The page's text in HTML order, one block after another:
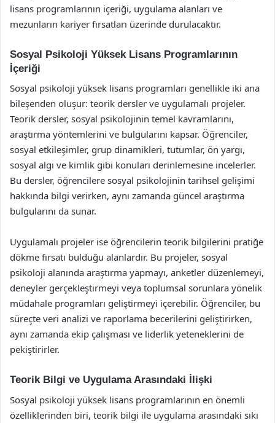
lisans programlarının içeriği, uygulama alanları ve
mezunların kariyer fırsatları üzerinde durulacaktır.
Sosyal Psikoloji Yüksek Lisans Programlarının
İçeriği
Sosyal psikoloji yüksek lisans programları genellikle iki ana
bileşenden oluşur: teorik dersler ve uygulamalı projeler.
Teorik dersler, sosyal psikolojinin temel kavramlarını,
araştırma yöntemlerini ve bulgularını kapsar. Öğrenciler,
sosyal etkileşimler, grup dinamikleri, tutumlar, ön yargı,
sosyal algı ve kimlik gibi konuları derinlemesine incelerler.
Bu dersler, öğrencilere sosyal psikolojinin tarihsel gelişimi
hakkında bilgi verirken, aynı zamanda güncel araştırma
bulgularını da sunar.
Uygulamalı projeler ise öğrencilerin teorik bilgilerini pratiğe
dökme fırsatı bulduğu alanlardır. Bu projeler, sosyal
psikoloji alanında araştırma yapmayı, anketler düzenlemeyi,
deneyler gerçekleştirmeyi veya toplumsal sorunlara yönelik
müdahale programları geliştirmeyi içerebilir. Öğrenciler, bu
süreçte veri analizi ve raporlama becerilerini geliştirirken,
aynı zamanda ekip çalışması ve liderlik yeteneklerini de
pekiştirirler.
Teorik Bilgi ve Uygulama Arasındaki İlişki
Sosyal psikoloji yüksek lisans programlarının en önemli
özelliklerinden biri, teorik bilgi ile uygulama arasındaki sıkı